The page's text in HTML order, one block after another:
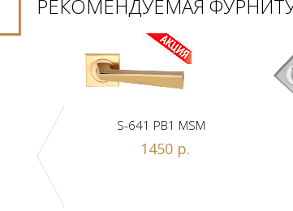
РЕКОМЕНДУЕМАЯ
S-641 PB1 MSM
1450 р.